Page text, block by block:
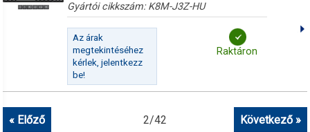
Gyártói cikkszám: K8M-J3Z-HU
Az árak
megtekintéséhez
kérlek, jelentkezz
be!
Raktáron
2/42
« Előző Következő »